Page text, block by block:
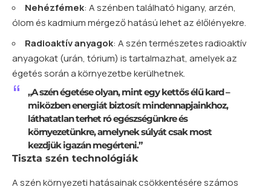
Nehézfémek: A szénben található higany, arzén,
ólom és kadmium mérgező hatású lehet az élőlényekre.
Radioaktív anyagok: A szén természetes radioaktív
anyagokat (urán, tórium) is tartalmazhat, amelyek az
égetés során a környezetbe kerülhetnek.
„A szén égetése olyan, mint egy kettős élű kard –
miközben energiát biztosít mindennapjainkhoz,
láthatatlan terhet ró egészségünkre és
környezetünkre, amelynek súlyát csak most
kezdjük igazán megérteni.”
Tiszta szén technológiák
A szén környezeti hatásainak csökkentésére számos